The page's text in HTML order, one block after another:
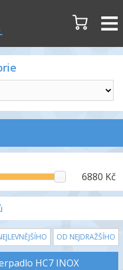
6880 Kč
OD NEJDRAŽŠÍHO
HC7 INOX